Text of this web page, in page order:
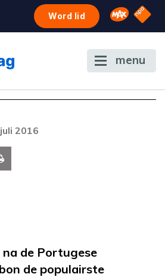
Word lid Omroep
NPO
menu
2016
de Portugese
de populairste